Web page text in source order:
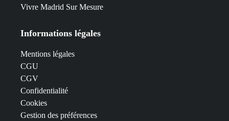
Vivre Madrid Sur Mesure
Informations légales
Mentions légales
CGU
CGV
Confidentialité
Cookies
Gestion des préférences